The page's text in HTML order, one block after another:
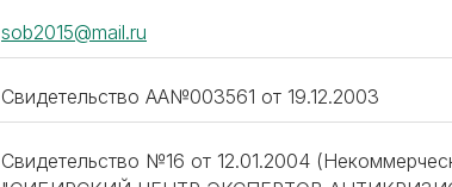
sob2015@mail.ru
Свидетельство АА№003561 от 19.12.2003
Свидетельство №16 от 12.01.2004